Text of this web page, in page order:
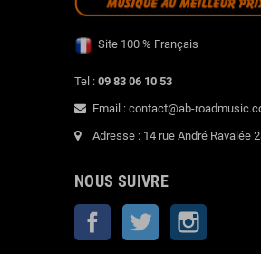
Site 100 % Français
Tel : 09 83 06 10 53
Email : contact@ab-
Adresse : 14 rue André Ravalée
NOUS SUIVRE
Facebook Twitter